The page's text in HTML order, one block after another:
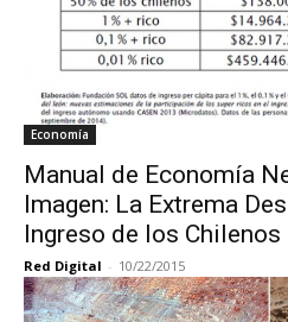
Economía
Manual de Economía
Imagen: La Extrema
Ingreso de los Chilenos
Red Digital - 10/22/2015